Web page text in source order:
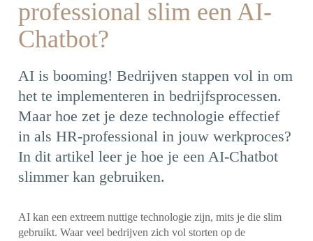
professional slim een AI-
Chatbot?
AI is booming! Bedrijven stappen vol in om
het te implementeren in bedrijfsprocessen.
Maar hoe zet je deze technologie effectief
in als HR-professional in jouw werkproces?
In dit artikel leer je hoe je een AI-Chatbot
slimmer kan gebruiken.
AI kan een extreem nuttige technologie zijn, mits je die slim
gebruikt. Waar veel bedrijven zich vol storten op de